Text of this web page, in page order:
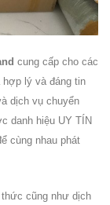
cung cấp cho các
lý và đáng tin
dịch vụ chuyển
danh hiệu UY TÍN
cùng nhau phát
thức cũng như dịch